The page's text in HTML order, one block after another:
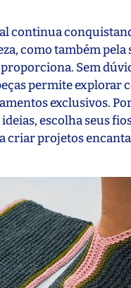
continua
como também pela
Sem
permite explorar
exclusivos.
escolha seus
criar projetos